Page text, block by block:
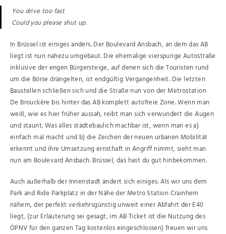
You drive too fast
Could you please shut up.
In Brüssel ist einiges anders. Der Boulevard Ansbach, an dem das AB
liegt ist nun nahezu umgebaut. Die ehemalige vierspurige Autostraße
inklusive der engen Bürgersteige, auf denen sich die Touristen rund
um die Börse drängelten, ist endgültig Vergangenheit. Die letzten
Baustellen schließen sich und die Straße nun von der Metrostation
De Brouckère bis hinter das AB komplett autofreie Zone. Wenn man
weiß, wie es hier früher aussah, reibt man sich verwundert die Augen
und staunt. Was alles städtebaulich machbar ist, wenn man es a)
einfach mal macht und b) die Zeichen der neuen urbanen Mobilität
erkennt und ihre Umsetzung ernsthaft in Angriff nimmt, sieht man
nun am Boulevard Ansbach. Brüssel, das hast du gut hinbekommen.
Auch außerhalb der Innenstadt ändert sich einiges. Als wir uns dem
Park and Ride Parkplatz in der Nähe der Metro Station Crainhem
nähern, der perfekt verkehrsgünstig unweit einer Abfahrt der E40
liegt, (zur Erläuterung sei gesagt, im AB Ticket ist die Nutzung des
ÖPNV für den ganzen Tag kostenlos eingeschlossen) freuen wir uns